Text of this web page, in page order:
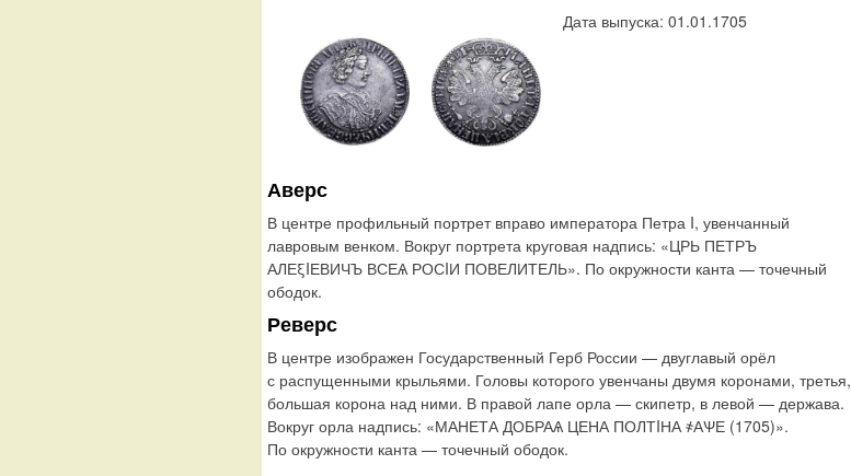
Дата выпуска: 01.01.1705
Аверс
В центре профильный портрет вправо императора Петра I, увенчанный
лавровым венком. Вокруг портрета круговая надпись: «ЦРЬ ПЕТРЪ
АЛЕξIЕВИЧЪ ВСЕѦ РОСIИ ПОВЕЛИТЕЛЬ». По окружности канта — точечный
ободок.
Реверс
В центре изображен Государственный Герб России — двуглавый орёл
с распущенными крыльями. Головы которого увенчаны двумя коронами, третья,
большая корона над ними. В правой лапе орла — скипетр, в левой — держава.
Вокруг орла надпись: «МАНЕТА ДОБРАѦ ЦЕНА ПОЛТIНА ҂АѰЕ (1705)».
По окружности канта — точечный ободок.